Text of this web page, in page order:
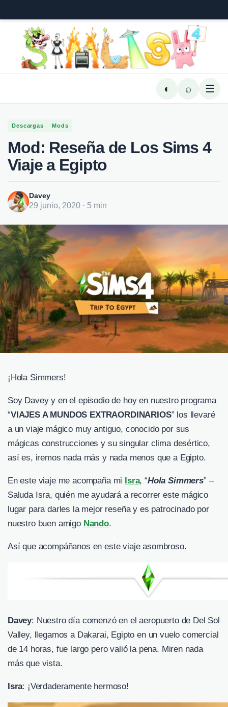
◐ ⌕ ☰
Descargas Mods
Mod: Reseña de Los Sims 4
Viaje a Egipto
Davey
29 junio, 2020 · 5 min
¡Hola Simmers!
Soy Davey y en el episodio de hoy en nuestro programa
“VIAJES A MUNDOS EXTRAORDINARIOS” los llevaré
a un viaje mágico muy antiguo, conocido por sus
mágicas construcciones y su singular clima desértico,
así es, iremos nada más y nada menos que a Egipto.
En este viaje me acompaña mi Isra, “Hola Simmers” –
Saluda Isra, quién me ayudará a recorrer este mágico
lugar para darles la mejor reseña y es patrocinado por
nuestro buen amigo Nando.
Así que acompáñanos en este viaje asombroso.
Davey: Nuestro día comenzó en el aeropuerto de Del Sol
Valley, llegamos a Dakarai, Egipto en un vuelo comercial
de 14 horas, fue largo pero valió la pena. Miren nada
más que vista.
Isra: ¡Verdaderamente hermoso!